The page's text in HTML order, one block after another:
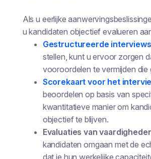
Als u eerlijke
u kandidaten objectief evalueren
Gestructureerde interviews
stellen, kunt u ervoor zorgen
vooroordelen te vermijden die
Scorekaart voor het
beoordelen op basis van
kwantitatieve manier om
objectief te blijven.
Evaluaties van
kandidaten omgaan met de
dat je hun werkelijke